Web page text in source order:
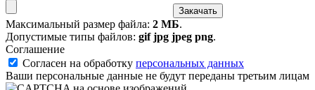
Максимальный размер файла: 2 МБ.
Допустимые типы файлов: gif jpg jpeg png.
Соглашение
Согласен на обработку персональных данных
Ваши персональные данные не будут переданы третьим лицам